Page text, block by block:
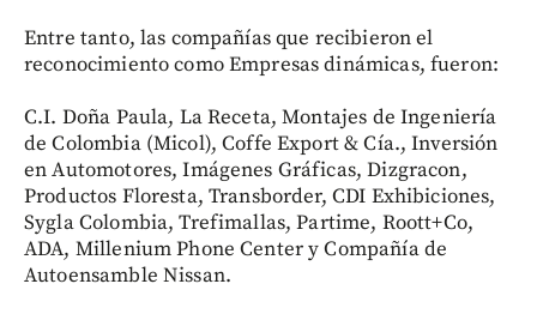
Entre tanto, las compañías que recibieron el
reconocimiento como Empresas dinámicas, fueron:
C.I. Doña Paula, La Receta, Montajes de Ingeniería
de Colombia (Micol), Coffe Export & Cía., Inversión
en Automotores, Imágenes Gráficas, Dizgracon,
Productos Floresta, Transborder, CDI Exhibiciones,
Sygla Colombia, Trefimallas, Partime, Roott+Co,
ADA, Millenium Phone Center y Compañía de
Autoensamble Nissan.